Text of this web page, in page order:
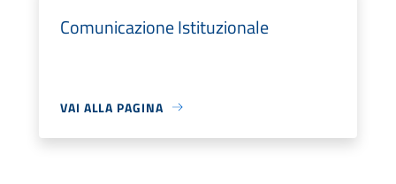
Comunicazione Istituzionale
VAI ALLA PAGINA